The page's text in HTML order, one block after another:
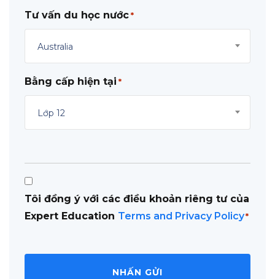
Tư vấn du học nước *
Australia
Bằng cấp hiện tại *
Lớp 12
Consent
*
Tôi đồng ý với các điều khoản riêng tư của
Expert Education Terms and Privacy Policy*